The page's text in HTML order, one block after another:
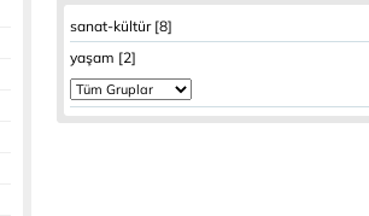
sanat-kültür [8]
yaşam [2]